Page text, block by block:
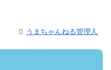
うまちゃんねる管理人